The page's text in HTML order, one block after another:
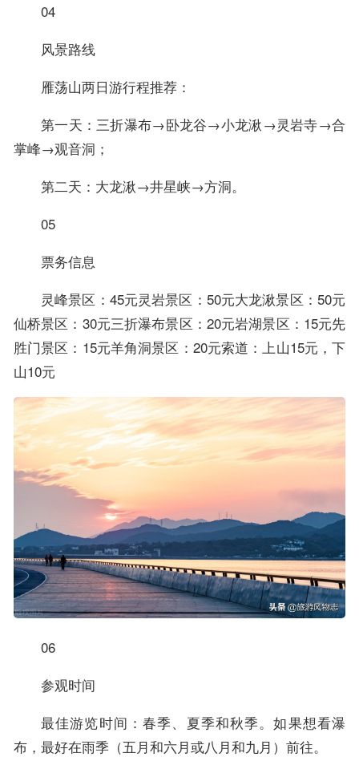
04
风景路线
雁荡山两日游行程推荐：
第一天：三折瀑布→卧龙谷→小龙湫→灵岩寺→合
掌峰→观音洞；
第二天：大龙湫→井星峡→方洞。
05
票务信息
灵峰景区：45元灵岩景区：50元大龙湫景区：50元
仙桥景区：30元三折瀑布景区：20元岩湖景区：15元先
胜门景区：15元羊角洞景区：20元索道：上山15元，下
山10元
06
参观时间
最佳游览时间：春季、夏季和秋季。如果想看瀑
布，最好在雨季（五月和六月或八月和九月）前往。